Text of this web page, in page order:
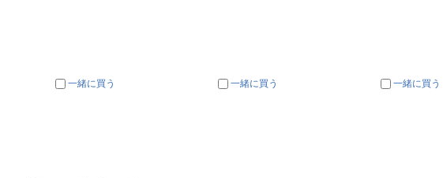
一緒に買う 一緒に買う 一緒に買う